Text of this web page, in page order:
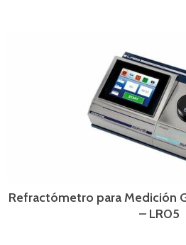
Refractómetro para Medición
– LR05